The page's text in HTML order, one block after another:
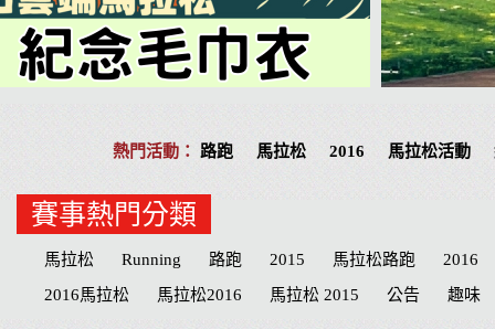
路跑 馬拉松 2016 馬拉松活動
賽事熱門分類
馬拉松 Running 路跑 2015 馬拉松路跑
2016
2016馬拉松
馬拉松2016 馬拉松 2015 公告
趣味